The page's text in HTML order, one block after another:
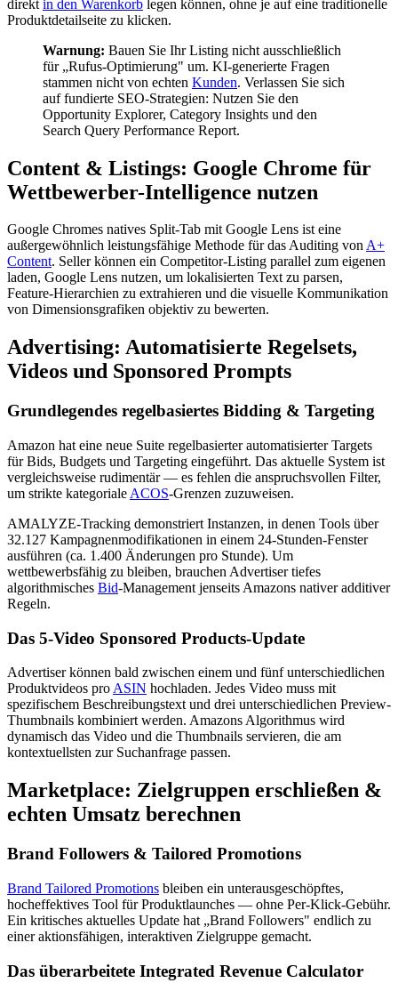
direkt in den Warenkorb legen können, ohne je auf eine traditionelle
Produktdetailseite zu klicken.
Warnung: Bauen Sie Ihr Listing nicht ausschließlich
für „Rufus-Optimierung" um. KI-generierte Fragen
stammen nicht von echten Kunden. Verlassen Sie sich
auf fundierte SEO-Strategien: Nutzen Sie den
Opportunity Explorer, Category Insights und den
Search Query Performance Report.
Content & Listings: Google Chrome für
Wettbewerber-Intelligence nutzen
Google Chromes natives Split-Tab mit Google Lens ist eine
außergewöhnlich leistungsfähige Methode für das Auditing vonA+
Content. Seller können ein Competitor-Listing parallel zum eigenen
laden, Google Lens nutzen, um lokalisierten Text zu parsen,
Feature-Hierarchien zu extrahieren und die visuelle Kommunikation
von Dimensionsgrafiken objektiv zu bewerten.
Advertising: Automatisierte Regelsets,
Videos und Sponsored Prompts
Grundlegendes regelbasiertes Bidding & Targeting
Amazon hat eine neue Suite regelbasierter automatisierter Targets
für Bids, Budgets und Targeting eingeführt. Das aktuelle System ist
vergleichsweise rudimentär — es fehlen die anspruchsvollen Filter,
um strikte kategoriale ACOS-Grenzen zuzuweisen.
AMALYZE-Tracking demonstriert Instanzen, in denen Tools über
32.127 Kampagnenmodifikationen in einem 24-Stunden-Fenster
ausführen (ca. 1.400 Änderungen pro Stunde). Um
wettbewerbsfähig zu bleiben, brauchen Advertiser tiefes
algorithmisches Bid-Management jenseits Amazons nativer additiver
Regeln.
Das 5-Video Sponsored Products-Update
Advertiser können bald zwischen einem und fünf unterschiedlichen
Produktvideos pro ASIN hochladen. Jedes Video muss mit
spezifischem Beschreibungstext und drei unterschiedlichen Preview-
Thumbnails kombiniert werden. Amazons Algorithmus wird
dynamisch das Video und die Thumbnails servieren, die am
kontextuellsten zur Suchanfrage passen.
Marketplace: Zielgruppen erschließen &
echten Umsatz berechnen
Brand Followers & Tailored Promotions
Brand Tailored Promotions bleiben ein unterausgeschöpftes,
hocheffektives Tool für Produktlaunches — ohne Per-Klick-Gebühr.
Ein kritisches aktuelles Update hat „Brand Followers" endlich zu
einer aktionsfähigen, interaktiven Zielgruppe gemacht.
Das überarbeitete Integrated Revenue Calculator